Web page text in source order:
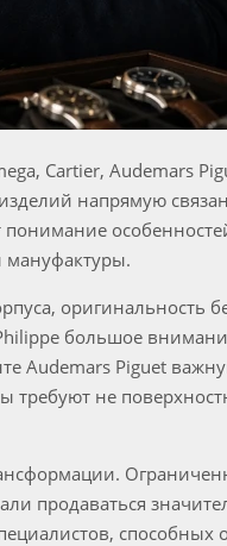
Cartier, Audemars
напрямую
понимание
мануфактуры.
оригинальность
большое
Audemars Piguet
не
продаваться
способных